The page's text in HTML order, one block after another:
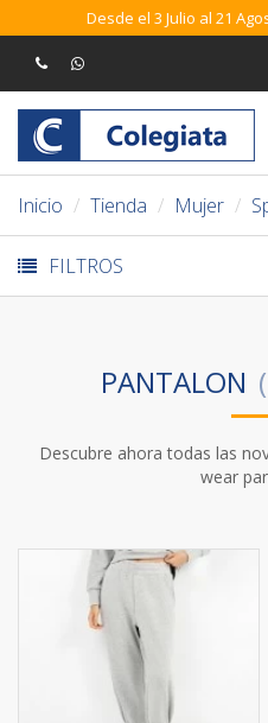
Desde el 3 Julio al 21
Inicio Tienda Mujer
FILTROS
PANTALON
Descubre ahora todas las
wear